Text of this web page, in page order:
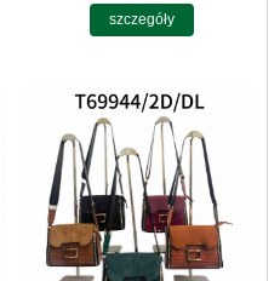
szczegóły